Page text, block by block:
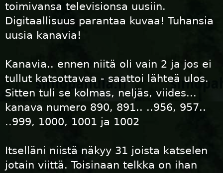
toimivansa televisionsa uusiin.
Digitaallisuus parantaa kuvaa! Tuhansia
uusia kanavia!
Kanavia.. ennen niitä oli vain 2 ja jos ei
tullut katsottavaa - saattoi lähteä ulos.
Sitten tuli se kolmas, neljäs, viides...
kanava numero 890, 891.. ..956, 957..
..999, 1000, 1001 ja 1002
Itselläni niistä näkyy 31 joista katselen
jotain viittä. Toisinaan telkka on ihan